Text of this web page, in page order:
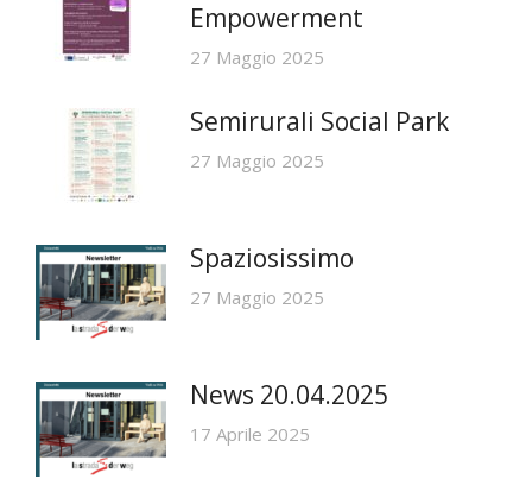
Empowerment
27 Maggio 2025
Semirurali Social Park
27 Maggio 2025
Spaziosissimo
27 Maggio 2025
News 20.04.2025
17 Aprile 2025